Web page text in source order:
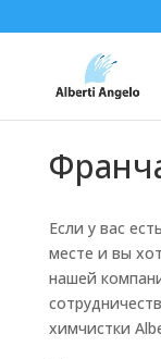
Если у вас
месте и вы
нашей
химчистки